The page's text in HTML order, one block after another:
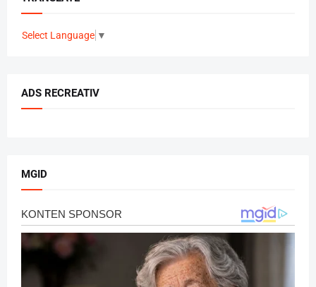
Select Language ▼
ADS RECREATIV
MGID